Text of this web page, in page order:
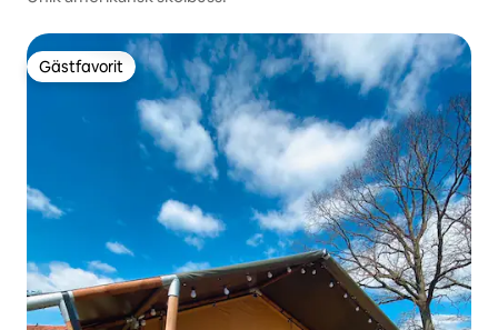
Gästfavorit
Gästfavorit